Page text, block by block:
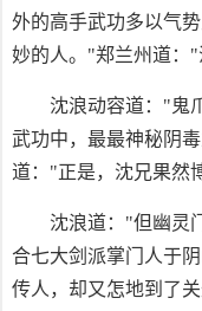
外的高手武功多以气
妙的人。"郑兰州道：
沈浪动容道："鬼
武功中，最最神秘阴
道："正是，沈兄果然
沈浪道："但幽灵
合七大剑派掌门人于
传人，却又怎地到了